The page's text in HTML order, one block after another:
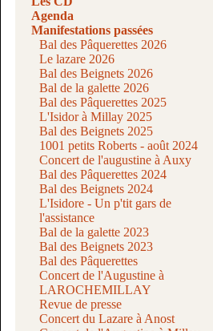
Agenda
Manifestations passées
Bal des Pâquerettes 2026
Le lazare 2026
Bal des Beignets 2026
Bal de la galette 2026
Bal des Pâquerettes 2025
L'Isidor à Millay 2025
Bal des Beignets 2025
1001 petits Roberts - août 2024
Concert de l'augustine à Auxy
Bal des Pâquerettes 2024
Bal des Beignets 2024
L'Isidore - Un p'tit gars de
l'assistance
Bal de la galette 2023
Bal des Beignets 2023
Bal des Pâquerettes
Concert de l'Augustine à
LAROCHEMILLAY
Revue de presse
Concert du Lazare à Anost